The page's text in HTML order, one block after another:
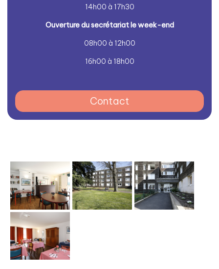
14h00 à 17h30
Ouverture du secrétariat le week-end
08h00 à 12h00
16h00 à 18h00
Contact